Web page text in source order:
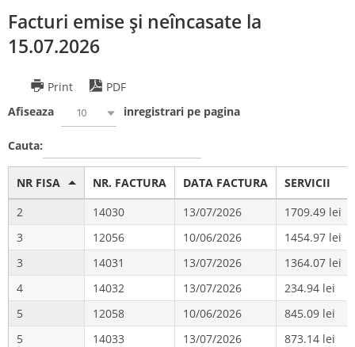
Facturi emise și neîncasate la
15.07.2026
Print
PDF
Afiseaza
10 inregistrari pe pagina
Cauta:
NR FISA NR. FACTURA DATA FACTURA
SERVICII
2
14030 13/07/2026
1709.49
3
12056 10/06/2026
1454.97
3
14031 13/07/2026
1364.07
4
14032 13/07/2026
234.94
5
12058 10/06/2026
845.09
5
14033 13/07/2026
873.14